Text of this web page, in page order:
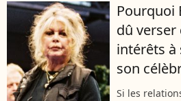
Pourquoi
dû
intérêts à
son
d'un
Si les